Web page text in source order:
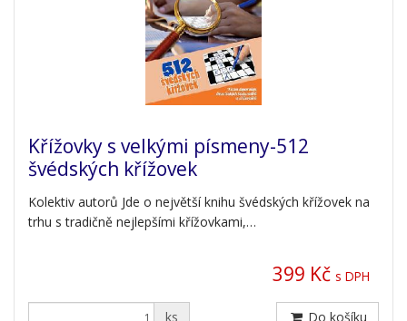
Křížovky s velkými písmeny-512
švédských křížovek
Kolektiv autorů Jde o největší knihu švédských křížovek na
trhu s tradičně nejlepšími křížovkami,…
399 Kč s DPH
ks Do košíku